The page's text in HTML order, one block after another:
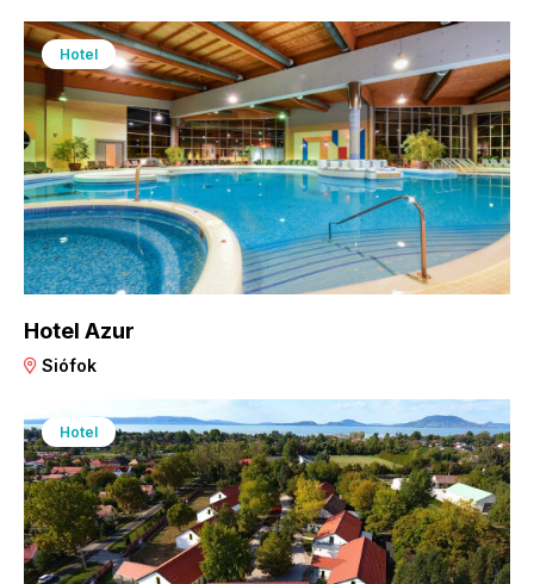
Hotel
Hotel Azur
Siófok
Hotel